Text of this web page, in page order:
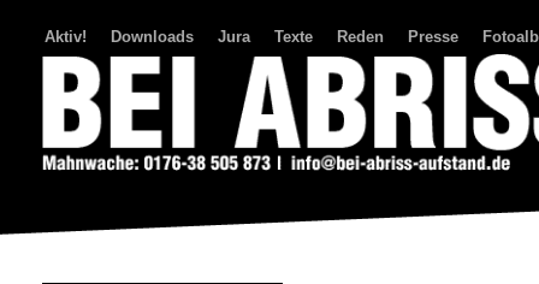
Aktiv! Downloads Jura Texte Reden Presse